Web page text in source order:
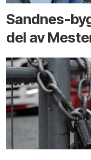
Sandnes-
del av